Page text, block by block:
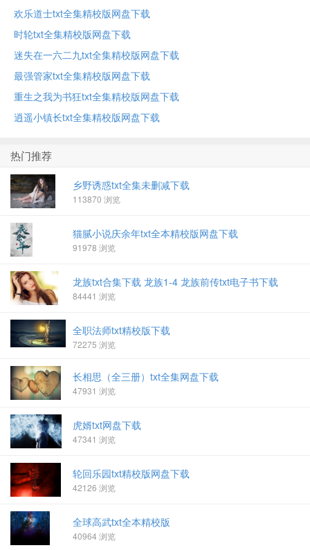
欢乐道士txt全集精校版网盘下载
时轮txt全集精校版网盘下载
迷失在一六二九txt全集精校版网盘下载
最强管家txt全集精校版网盘下载
重生之我为书狂txt全集精校版网盘下载
逍遥小镇长txt全集精校版网盘下载
热门推荐
乡野诱惑txt全集未删减下载
113870 浏览
猫腻小说庆余年txt全本精校版网盘下载
91978 浏览
龙族txt合集下载 龙族1-4 龙族前传txt电子书下载
84441 浏览
全职法师txt精校版下载
72275 浏览
长相思（全三册）txt全集网盘下载
47931 浏览
虎婿txt网盘下载
47341 浏览
轮回乐园txt精校版网盘下载
42126 浏览
全球高武txt全本精校版
40964 浏览